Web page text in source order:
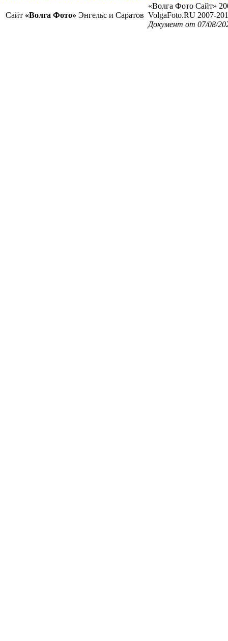
Сайт «Волга Фото» Энгельс и Саратов
«Волга Фото Сайт»
VolgaFoto.RU 2007-
Документ от 07/08/